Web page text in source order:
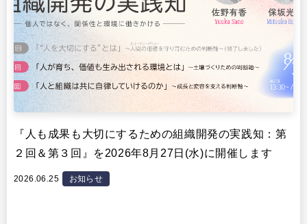
『人も成果も大切にするための組織開発の実践知：第
２回＆第３回』を2026年8月27日(水)に開催します
2026.06.25 お知らせ